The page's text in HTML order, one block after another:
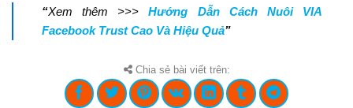
“Xem thêm >>>Hướng Dẫn Cách Nuôi VIA
Facebook Trust Cao Và Hiệu Quả”
Chia sẻ bài viết trên: